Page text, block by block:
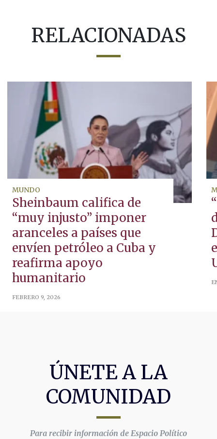
RELACIONADAS
MUNDO
Sheinbaum califica de
“muy injusto” imponer
aranceles a países que
envíen petróleo a Cuba y
reafirma apoyo
humanitario
FEBRERO 9, 2026
ÚNETE A LA
COMUNIDAD
Para recibir información de Espacio Político